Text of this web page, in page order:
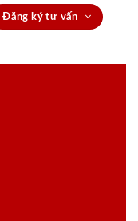
Đăng ký tư vấn